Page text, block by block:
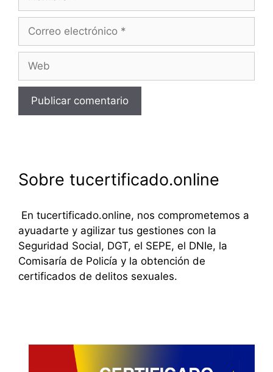
electrónico
Sobre tucertificado.online
En tucertificado.online, nos comprometemos a
ayuadarte y agilizar tus gestiones con la
Seguridad Social, DGT, el SEPE, el DNIe, la
Comisaría de Policía y la obtención de
certificados de delitos sexuales.